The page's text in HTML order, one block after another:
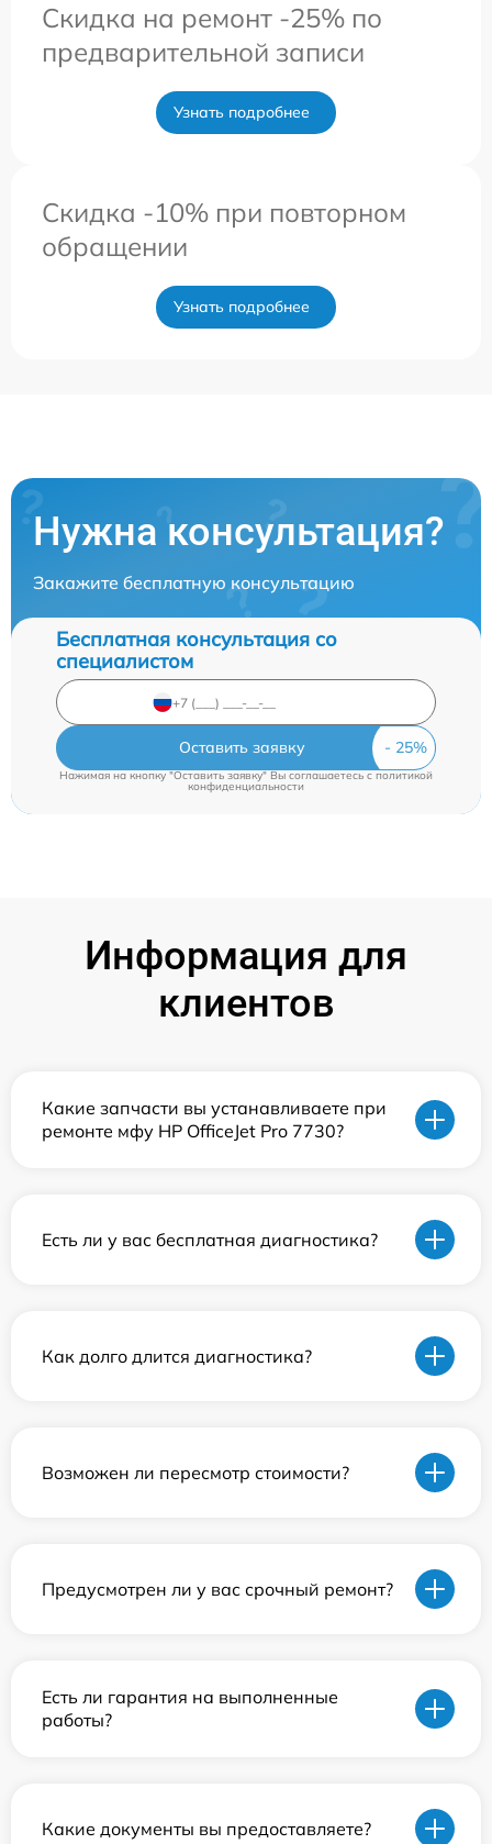
Скидка на ремонт -25% по
предварительной записи
Узнать подробнее
Скидка -10% при повторном
обращении
Узнать подробнее
Нужна консультация?
Закажите бесплатную консультацию
Бесплатная консультация со
специалистом
Оставить заявку
Нажимая на кнопку "Оставить заявку" Вы соглашаетесь cполитикой
конфиденциальности
Информация для
клиентов
Какие запчасти вы устанавливаете при
ремонте мфу HP OfficeJet Pro 7730?
Есть ли у вас бесплатная диагностика?
Как долго длится диагностика?
Возможен ли пересмотр стоимости?
Предусмотрен ли у вас срочный ремонт?
Есть ли гарантия на выполненные
работы?
Какие документы вы предоставляете?